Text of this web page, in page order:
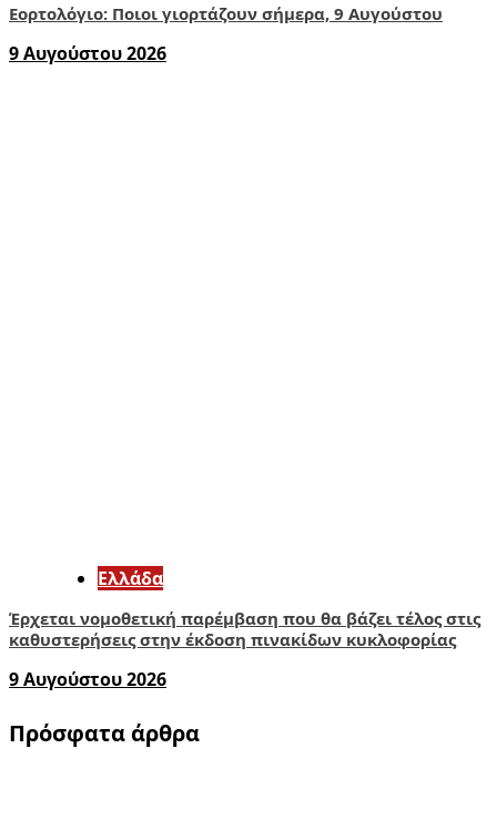
Εορτολόγιο: Ποιοι γιορτάζουν σήμερα, 9 Αυγούστου
9 Αυγούστου 2026
Ελλάδα
Έρχεται νομοθετική παρέμβαση που θα βάζει τέλος στις
καθυστερήσεις στην έκδοση πινακίδων κυκλοφορίας
9 Αυγούστου 2026
Πρόσφατα άρθρα